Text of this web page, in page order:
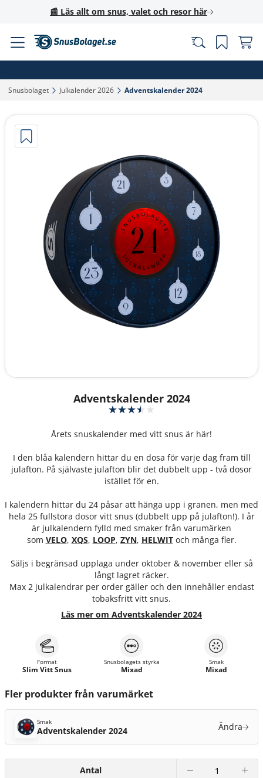
📰 Läs allt om snus, valet och resor här
Snusbolaget‎ Julkalender 2026‎ Adventskalender 2024‎
Adventskalender 2024
Årets snuskalender med vitt snus är här!
I den blåa kalendern hittar du en dosa för varje dag fram till
julafton. På självaste julafton blir det dubbelt upp - två dosor
istället för en.
I kalendern hittar du 24 påsar att hänga upp i granen, men med
hela 25 fullstora dosor vitt snus (dubbelt upp på julafton!). I år
är julkalendern fylld med smaker från varumärken
som VELO, XQS, LOOP, ZYN, HELWIToch många fler.
Säljs i begränsad upplaga under oktober & november eller så
långt lagret räcker.
Max 2 julkalendrar per order gäller och den innehåller endast
tobaksfritt vitt snus.
Läs mer om Adventskalender 2024
Format
Slim Vitt Snus
Snusbolagets styrka
Mixad
Smak
Mixad
Fler produkter från varumärket
Smak
Adventskalender 2024 Ändra
Antal